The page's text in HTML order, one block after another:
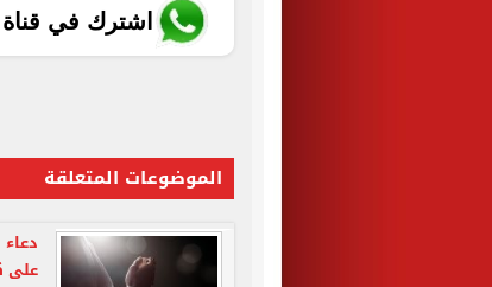
اشترك في
الموضوعات المتعلقة
على